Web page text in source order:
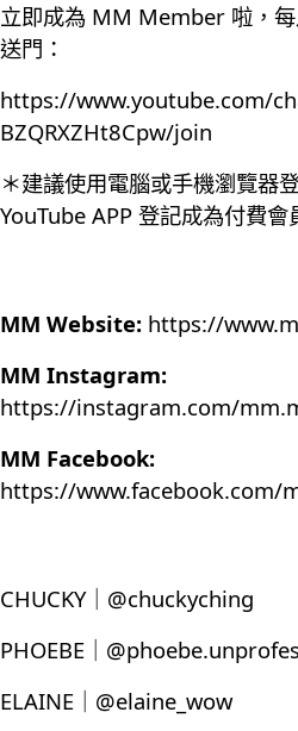
立即成為 MM Member 啦，
送門：
https://www.youtube.com/
BZQRXZHt8Cpw/join
＊建議使用電腦或手機瀏覽器
YouTube APP 登記成為付費會
MM Website: https://
MM Instagram:
https://instagram.com/
MM Facebook:
https://www.facebook.com/
CHUCKY｜@chuckyching
PHOEBE｜
ELAINE｜@elaine_wow